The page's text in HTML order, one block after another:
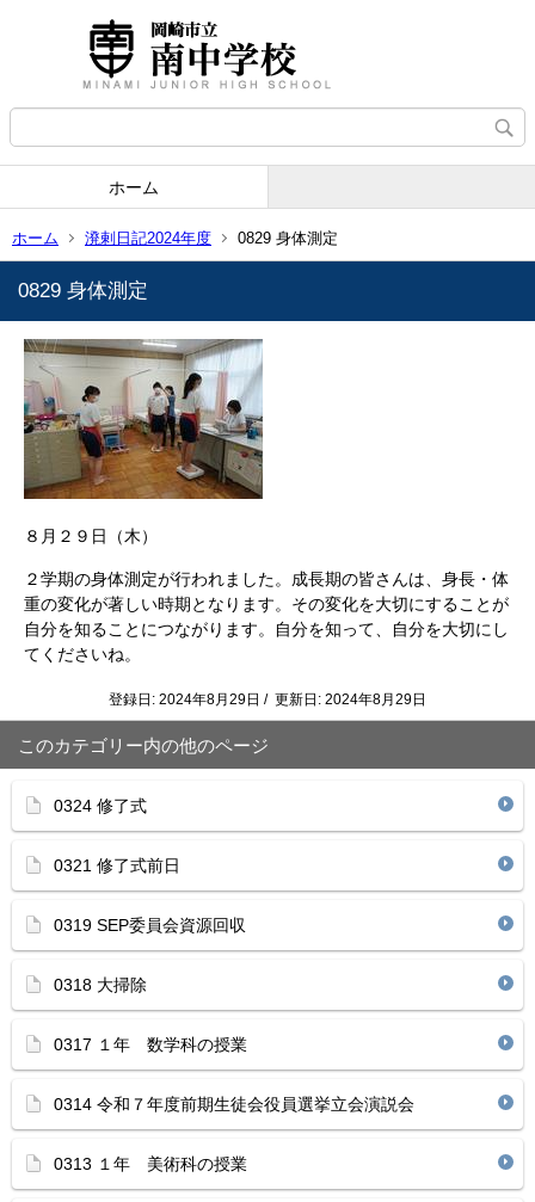
ホーム
ホーム 溌剌日記2024年度 0829 身体測定
0829 身体測定
８月２９日（木）
２学期の身体測定が行われました。成長期の皆さんは、身長・体
重の変化が著しい時期となります。その変化を大切にすることが
自分を知ることにつながります。自分を知って、自分を大切にし
てくださいね。
登録日: 2024年8月29日 / 更新日: 2024年8月29日
このカテゴリー内の他のページ
0324 修了式
0321 修了式前日
0319 SEP委員会資源回収
0318 大掃除
0317 １年 数学科の授業
0314 令和７年度前期生徒会役員選挙立会演説会
0313 １年 美術科の授業